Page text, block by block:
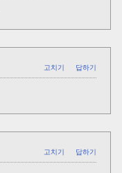
고치기 답하기
고치기 답하기